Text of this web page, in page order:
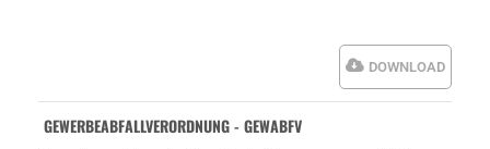
DOWNLOAD
GEWERBEABFALLVERORDNUNG - GEWABFV